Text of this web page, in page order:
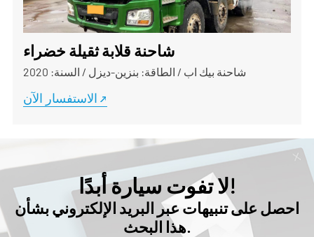
شاحنة قلابة ثقيلة خضراء
شاحنة بيك اب / الطاقة: بنزين-ديزل / السنة: 2020
الاستفسار الآن
لا تفوت سيارة أبدًا!
احصل على تنبيهات عبر البريد الإلكتروني بشأن
هذا البحث.